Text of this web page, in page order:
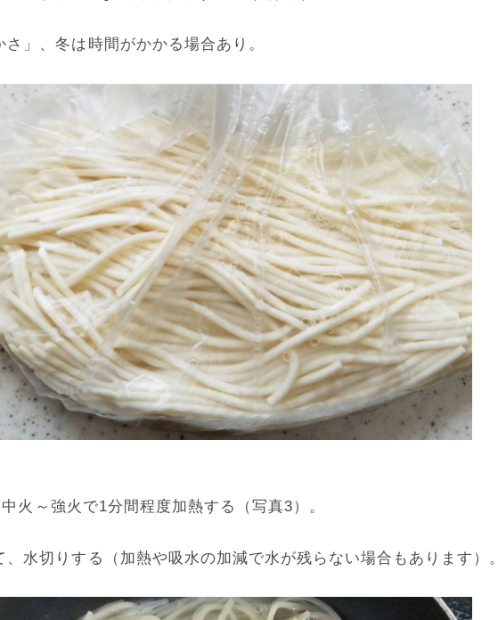
」、冬は時間がかかる場合あり。
火～強火で1分間程度加熱する（写真3）。
水切りする（加熱や吸水の加減で水が残らない場合もあります）。